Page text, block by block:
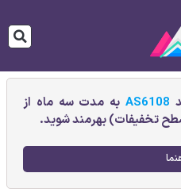
AS6108به مدت سه ماه از
تخفیفات) بهرمند شوید.